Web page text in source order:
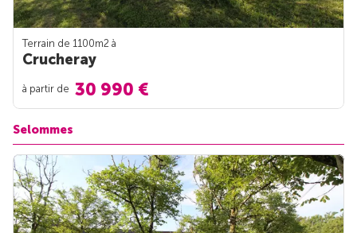
Terrain de 1100m2 à
Crucheray
à partir de 30 990 €
Selommes